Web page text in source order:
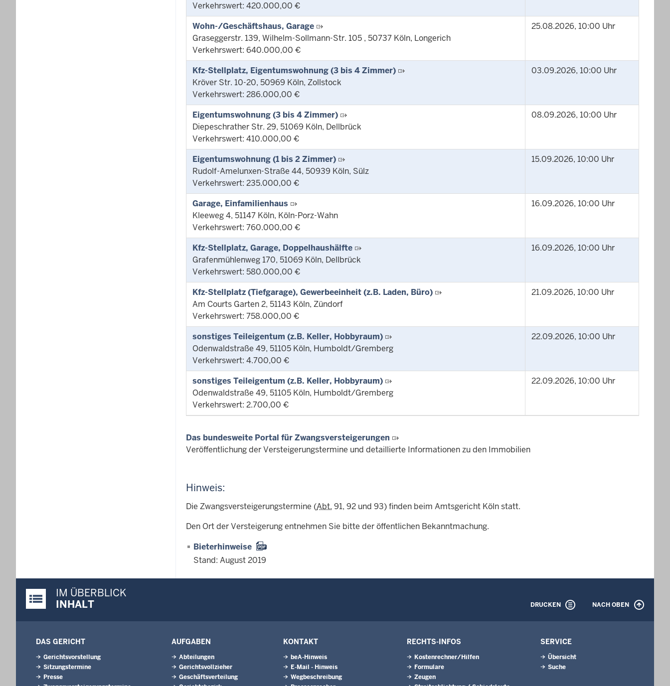
Verkehrswert: 420.000,00 €
Wohn-/Geschäftshaus, Garage
Graseggerstr. 139, Wilhelm-Sollmann-Str. 105 , 50737 Köln, Longerich
Verkehrswert: 640.000,00 €
25.08.2026, 10:00 Uhr
Kfz-Stellplatz, Eigentumswohnung (3 bis 4 Zimmer)
Kröver Str. 10-20, 50969 Köln, Zollstock
Verkehrswert: 286.000,00 €
03.09.2026, 10:00 Uhr
Eigentumswohnung (3 bis 4 Zimmer)
Diepeschrather Str. 29, 51069 Köln, Dellbrück
Verkehrswert: 410.000,00 €
08.09.2026, 10:00 Uhr
Eigentumswohnung (1 bis 2 Zimmer)
Rudolf-Amelunxen-Straße 44, 50939 Köln, Sülz
Verkehrswert: 235.000,00 €
15.09.2026, 10:00 Uhr
Garage, Einfamilienhaus
Kleeweg 4, 51147 Köln, Köln-Porz-Wahn
Verkehrswert: 760.000,00 €
16.09.2026, 10:00 Uhr
Kfz-Stellplatz, Garage, Doppelhaushälfte
Grafenmühlenweg 170, 51069 Köln, Dellbrück
Verkehrswert: 580.000,00 €
16.09.2026, 10:00 Uhr
Kfz-Stellplatz (Tiefgarage), Gewerbeeinheit (z.B. Laden, Büro)
Am Courts Garten 2, 51143 Köln, Zündorf
Verkehrswert: 758.000,00 €
21.09.2026, 10:00 Uhr
sonstiges Teileigentum (z.B. Keller, Hobbyraum)
Odenwaldstraße 49, 51105 Köln, Humboldt/Gremberg
Verkehrswert: 4.700,00 €
22.09.2026, 10:00 Uhr
sonstiges Teileigentum (z.B. Keller, Hobbyraum)
Odenwaldstraße 49, 51105 Köln, Humboldt/Gremberg
Verkehrswert: 2.700,00 €
22.09.2026, 10:00 Uhr
Das bundesweite Portal für Zwangsversteigerungen
Veröffentlichung der Versteigerungstermine und detaillierte Informationen zu den Immobilien
Hinweis:
Die Zwangsversteigerungstermine (Abt. 91, 92 und 93) finden beim Amtsgericht Köln statt.
Den Ort der Versteigerung entnehmen Sie bitte der öffentlichen Bekanntmachung.
Bieterhinweise
Stand: August 2019
Justiz-Portal im Überblick:
IM ÜBERBLICK
INHALT
DRUCKEN NACH OBEN
DAS GERICHT
Gerichtsvorstellung
Sitzungstermine
Presse
AUFGABEN
Abteilungen
Gerichtsvollzieher
Geschäftsverteilung
KONTAKT
beA-Hinweis
E-Mail - Hinweis
Wegbeschreibung
RECHTS-INFOS
Kostenrechner/Hilfen
Formulare
Zeugen
SERVICE
Übersicht
Suche